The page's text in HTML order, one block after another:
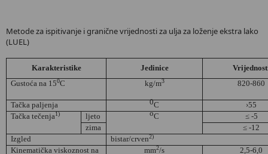
Metode za ispitivanje i granične vrijednosti za ulja za loženje ekstra lako
(LUEL)
Karakteristike Jedinice
Gustoćana 150C kg/m3 820-860
Tačka paljenja 0C
›55
Tačka tečenja1) ljeto oC
≤ -5
zima
≤ -12
Izgled
bistar/crven2)
Kinematička viskoznost na
mm2/s 2,5-6,0